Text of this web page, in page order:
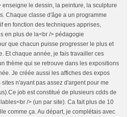
enseigne le dessin, la peinture, la sculpture
Chaque classe d'âge a un programme
en fonction des techniques apprises,
en plus de la<br /> pédagogie
que chacun puisse progresser le plus et
Et chaque année, je fais travailler ces
thème qui se retrouve dans les expositions
Je créée aussi les affiches des expos
n'ayant pas assez d'argent pour me
job est constitué de plusieurs cdds de
/> (un par site). Ca fait plus de 10
comme ça. Au départ, je complétais avec